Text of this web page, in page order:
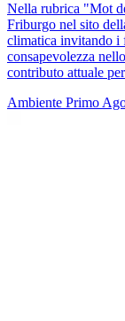
Nella rubrica "Mot
Friburgo nel sito
climatica invitando i
consapevolezza
contributo attuale
Ambiente Primo